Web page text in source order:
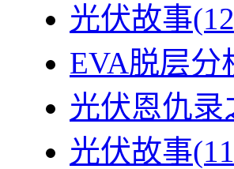
光伏故事
EVA脱层分
光伏恩仇
光伏故事